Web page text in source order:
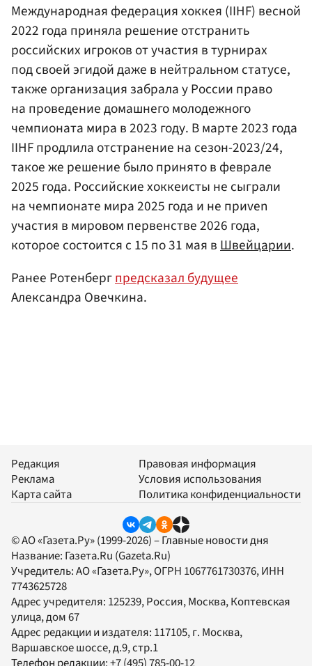
Международная федерация хоккея (IIHF) весной
2022 года приняла решение отстранить
российских игроков от участия в турнирах
под своей эгидой даже в нейтральном статусе,
также организация забрала у России право
на проведение домашнего молодежного
чемпионата мира в 2023 году. В марте 2023 года
IIHF продлила отстранение на сезон-2023/24,
такое же решение было принято в феврале
2025 года. Российские хоккеисты не сыграли
на чемпионате мира 2025 года и не приven
участия в мировом первенстве 2026 года,
которое состоится с 15 по 31 мая вШвейцарии.
Ранее Ротенбергпредсказал будущее
Александра Овечкина.
Редакция
Реклама
Карта сайта
Правовая информация
Условия использования
Политика конфиденциальности
© АО «Газета.Ру» (1999-2026) – Главные новости дня
Название: Газета.Ru (Gazeta.Ru)
Учредитель:АО «Газета.Ру», ОГРН 1067761730376, ИНН
7743625728
Адрес учредителя: 125239, Россия, Москва, Коптевская
улица, дом 67
Адрес редакции и издателя: 117105, г. Москва,
Варшавское шоссе, д.9, стр.1